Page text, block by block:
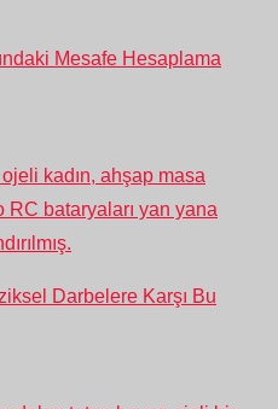
Mesafe Hesaplama
Darbelere Karşı Bu